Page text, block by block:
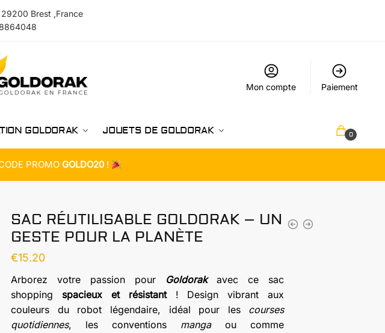
Brest ,France
Mon compte Paiement
GOLDORAK JOUETS DE GOLDORAK 0
PROMO GOLDO20!
SAC RÉUTILISABLE GOLDORAK – UN
GESTE POUR LA PLANÈTE
€15.20
Arborez votre passion pour Goldorak
avec ce sac
shopping spacieux et résistant! Design vibrant aux
couleurs du robot légendaire, idéal pour les courses
quotidiennes, les conventions mangaou comme